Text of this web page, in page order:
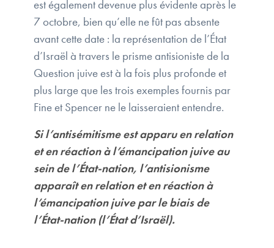
est également devenue plus évidente après le
7 octobre, bien qu’elle ne fût pas absente
avant cette date : la représentation de l’État
d’Israël à travers le prisme antisioniste de la
Question juive est à la fois plus profonde et
plus large que les trois exemples fournis par
Fine et Spencer ne le laisseraient entendre.
Si l’antisémitisme est apparu en relation
et en réaction à l’émancipation juive au
sein de l’État-nation, l’antisionisme
apparaît en relation et en réaction à
l’émancipation juive par le biais de
l’État-nation (l’État d’Israël).